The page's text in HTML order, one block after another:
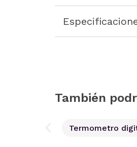
También
Termometro